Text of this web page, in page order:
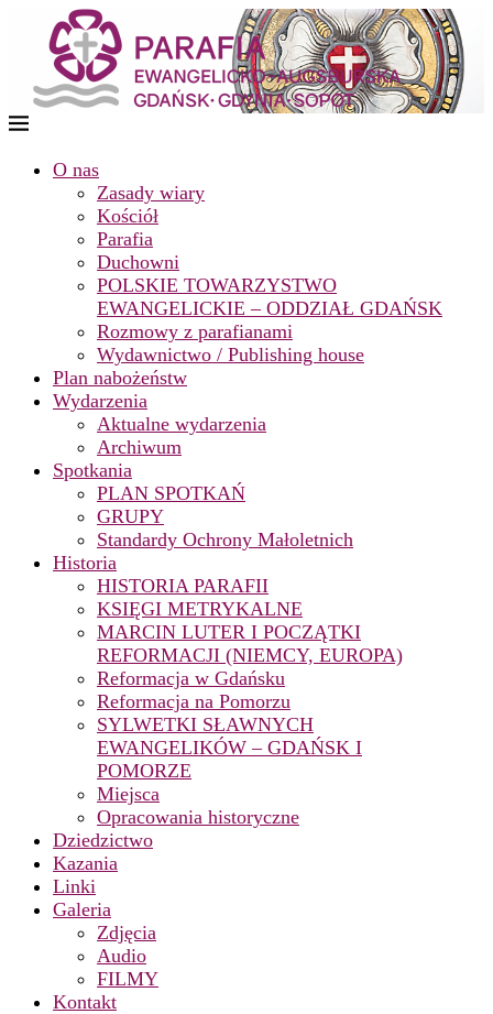
O nas
Zasady wiary
Kościół
Parafia
Duchowni
POLSKIE TOWARZYSTWO
EWANGELICKIE – ODDZIAŁ GDAŃSK
Rozmowy z parafianami
Wydawnictwo / Publishing house
Plan nabożeństw
Wydarzenia
Aktualne wydarzenia
Archiwum
Spotkania
PLAN SPOTKAŃ
GRUPY
Standardy Ochrony Małoletnich
Historia
HISTORIA PARAFII
KSIĘGI METRYKALNE
MARCIN LUTER I POCZĄTKI
REFORMACJI (NIEMCY, EUROPA)
Reformacja w Gdańsku
Reformacja na Pomorzu
SYLWETKI SŁAWNYCH
EWANGELIKÓW – GDAŃSK I
POMORZE
Miejsca
Opracowania historyczne
Dziedzictwo
Kazania
Linki
Galeria
Zdjęcia
Audio
FILMY
Kontakt